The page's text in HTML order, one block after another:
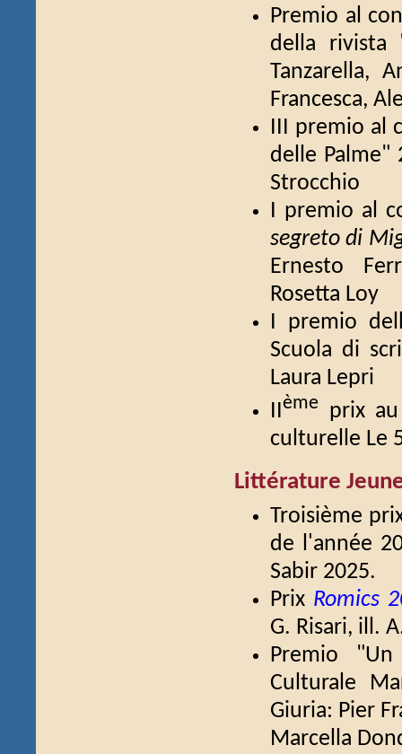
Premio al
della rivista
Tanzarella,
Francesca,
III premio al
delle
Strocchio
I premio al
segreto di
Ernesto
Rosetta Loy
I premio
Scuola di
Laura Lepri
ème prix
culturelle Le
Littérature
Troisième
de l'année
Sabir 2025.
Prix Romics
G. Risari, ill.
Premio
Culturale
Giuria: Pier
Marcella